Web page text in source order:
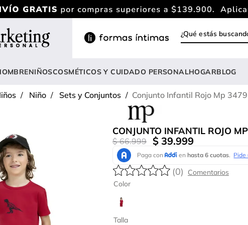
¿Qué estás
NIÑOSCOSMÉTICOS Y CUIDADO PERSONALHOGARBLOG
Niño Sets y Conjuntos Conjunto Infantil Rojo Mp
CONJUNTO INFANTIL ROJO
$ 66.999 $ 39.999
(0)
Talla
Color
blusas
blusa